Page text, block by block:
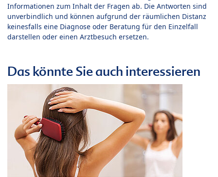
Informationen zum Inhalt der Fragen ab. Die Antworten sind
unverbindlich und können aufgrund der räumlichen Distanz
keinesfalls eine Diagnose oder Beratung für den Einzelfall
darstellen oder einen Arztbesuch ersetzen.
Das könnte Sie auch interessieren